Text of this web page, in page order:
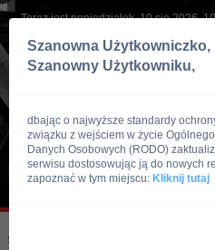
Teraz jest poniedziałek, 10 sie 2026,
Skocz do:
Szanowna Użytkowniczko,
Szanowny Użytkowniku,
dbając o najwyższe standardy
związku z wejściem w życie
Danych Osobowych (RODO)
serwisu dostosowując ją do nowych
zapoznać w tym miejscu: Kliknij tutaj